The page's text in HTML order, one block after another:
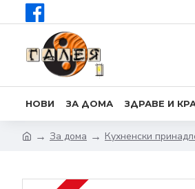
НОВИ ЗА ДОМА ЗДРАВЕ И
За дома Кухненски